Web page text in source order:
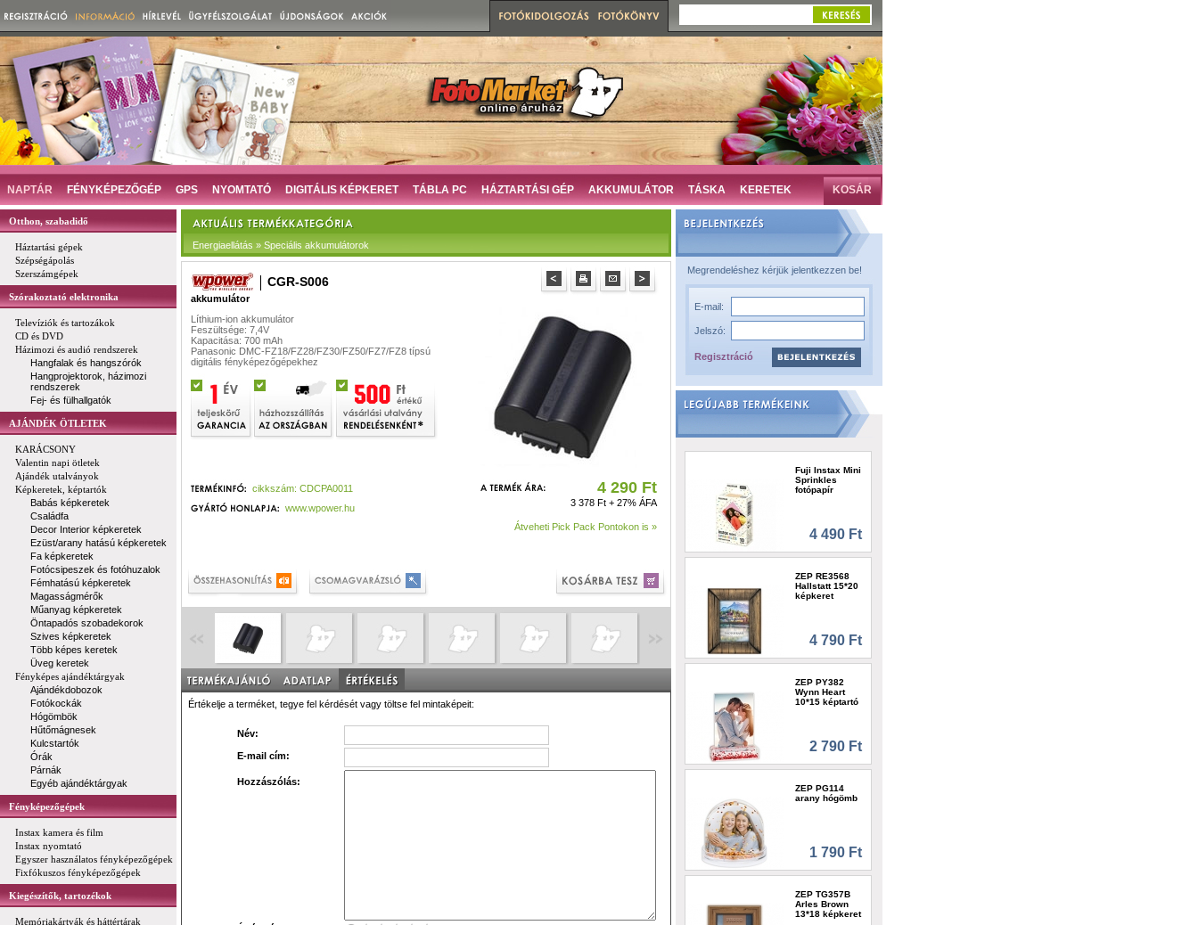
NAPTÁR FÉNYKÉPEZŐGÉP GPS NYOMTATÓ DIGITÁLIS KÉPKERET TÁBLA PC HÁZTARTÁSI GÉP AKKUMULÁTOR TÁSKA KERETEK KOSÁR
Otthon, szabadidő
Háztartási gépek
Szépségápolás
Szerszámgépek
Szórakoztató elektronika
Televíziók és tartozákok
CD és DVD
Házimozi és audió rendszerek
Hangfalak és hangszórók
Hangprojektorok, házimozi
rendszerek
Fej- és fülhallgatók
AJÁNDÉK ÖTLETEK
KARÁCSONY
Valentin napi ötletek
Ajándék utalványok
Képkeretek, képtartók
Babás képkeretek
Családfa
Decor Interior képkeretek
Ezüst/arany hatású képkeretek
Fa képkeretek
Fotócsipeszek és fotóhuzalok
Fémhatású képkeretek
Magasságmérők
Műanyag képkeretek
Öntapadós szobadekorok
Szives képkeretek
Több képes keretek
Üveg keretek
Fényképes ajándéktárgyak
Ajándékdobozok
Fotókockák
Hógömbök
Hűtőmágnesek
Kulcstartók
Órák
Párnák
Egyéb ajándéktárgyak
Fényképezőgépek
Instax kamera és film
Instax nyomtató
Egyszer használatos fényképezőgépek
Fixfókuszos fényképezőgépek
Kiegészítők, tartozékok
Memóriakártyák és háttértárak
Energiaellátás » Speciális akkumulátorok
CGR-S006
akkumulátor
Líthium-ion akkumulátor
Feszültsége: 7,4V
Kapacitása: 700 mAh
Panasonic DMC-FZ18/FZ28/FZ30/FZ50/FZ7/FZ8 típsú
digitális fényképezőgépekhez
cikkszám: CDCPA0011
www.wpower.hu
4 290 Ft
3 378 Ft + 27% ÁFA
Átveheti Pick Pack Pontokon is »
Értékelje a terméket, tegye fel kérdését vagy töltse fel mintaképeit:
Név:
E-mail cím:
Hozzászólás:
Megrendeléshez kérjük jelentkezzen be!
E-mail:
Jelszó:
Regisztráció
Fuji Instax Mini
Sprinkles
fotópapír
4 490 Ft
ZEP RE3568
Hallstatt 15*20
képkeret
4 790 Ft
ZEP PY382
Wynn Heart
10*15 képtartó
2 790 Ft
ZEP PG114
arany hógömb
1 790 Ft
ZEP TG357B
Arles Brown
13*18 képkeret